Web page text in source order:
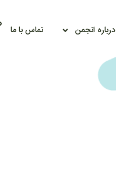
درباره انجمن تماس با ما